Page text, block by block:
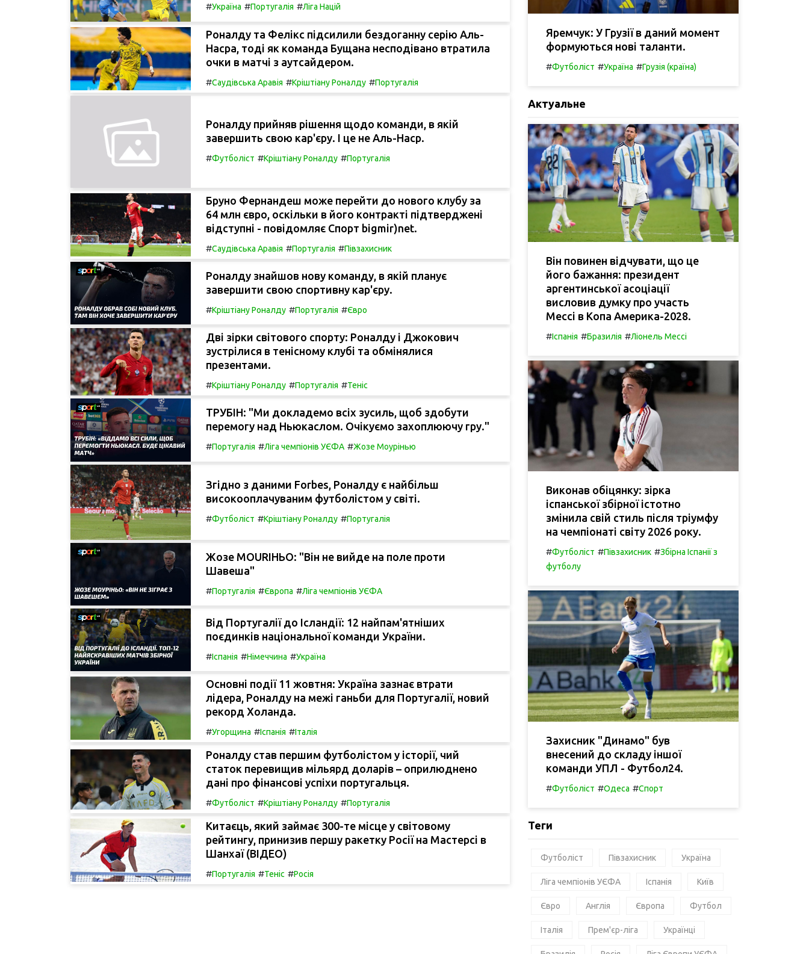
#Україна #Португалія #Ліга Націй
Роналду та Фелікс підсилили бездоганну серію Аль-
Насра, тоді як команда Бущана несподівано втратила
очки в матчі з аутсайдером.
#Саудівська Аравія #Кріштіану Роналду #Португалія
Роналду прийняв рішення щодо команди, в якій
завершить свою кар'єру. І це не Аль-Наср.
#Футболіст #Кріштіану Роналду #Португалія
Бруно Фернандеш може перейти до нового клубу за
64 млн євро, оскільки в його контракті підтверджені
відступні - повідомляє Спорт bigmir)net.
#Саудівська Аравія #Португалія #Півзахисник
Роналду знайшов нову команду, в якій планує
завершити свою спортивну кар'єру.
#Кріштіану Роналду #Португалія #Євро
Дві зірки світового спорту: Роналду і Джокович
зустрілися в тенісному клубі та обмінялися
презентами.
#Кріштіану Роналду #Португалія #Теніс
ТРУБІН: "Ми докладемо всіх зусиль, щоб здобути
перемогу над Ньюкаслом. Очікуємо захоплюючу гру."
#Португалія #Ліга чемпіонів УЄФА #Жозе Моурінью
Згідно з даними Forbes, Роналду є найбільш
високооплачуваним футболістом у світі.
#Футболіст #Кріштіану Роналду #Португалія
Жозе МOURІНЬО: "Він не вийде на поле проти
Шавеша"
#Португалія #Європа #Ліга чемпіонів УЄФА
Від Португалії до Ісландії: 12 найпам'ятніших
поєдинків національної команди України.
#Іспанія #Німеччина #Україна
Основні події 11 жовтня: Україна зазнає втрати
лідера, Роналду на межі ганьби для Португалії, новий
рекорд Холанда.
#Угорщина #Іспанія #Італія
Роналду став першим футболістом у історії, чий
статок перевищив мільярд доларів – оприлюднено
дані про фінансові успіхи португальця.
#Футболіст #Кріштіану Роналду #Португалія
Китаєць, який займає 300-те місце у світовому
рейтингу, принизив першу ракетку Росії на Мастерсі в
Шанхаї (ВІДЕО)
#Португалія #Теніс #Росія
Яремчук: У Грузії в даний момент
формуються нові таланти.
#Футболіст #Україна #Грузія (країна)
Актуальне
Він повинен відчувати, що це
його бажання: президент
аргентинської асоціації
висловив думку про участь
Мессі в Копа Америка-2028.
#Іспанія #Бразилія #Ліонель Мессі
Виконав обіцянку: зірка
іспанської збірної істотно
змінила свій стиль після тріумфу
на чемпіонаті світу 2026 року.
#Футболіст #Півзахисник #Збірна Іспанії з
футболу
Захисник "Динамо" був
внесений до складу іншої
команди УПЛ - Футбол24.
#Футболіст #Одеса #Спорт
Теги
Футболіст Півзахисник Україна
Ліга чемпіонів УЄФА Іспанія Київ
Євро Англія Європа Футбол
Італія Прем'єр-ліга Українці